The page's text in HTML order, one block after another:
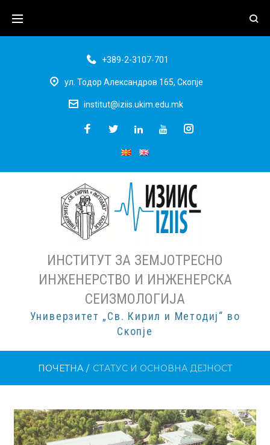
+389-2-3107-701
ул. Тодор Александров 165, Скопје
institut@iziis.ukim.edu.mk
ИНСТИТУТ ЗА ЗЕМЈОТРЕСНО
ИНЖЕНЕРСТВО И ИНЖЕНЕРСКА
СЕИЗМОЛОГИЈА
Универзитет „Св. Кирил и Методиј“ во
Скопје
ПОЧЕТНА / СТАТУС И ОСНОВНА ДЕЈНОСТ